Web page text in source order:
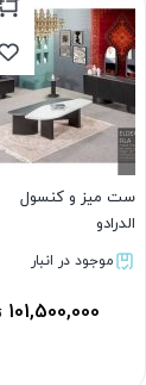
ست میز و کنسول
الدرادو
موجود در انبار
101,500,000